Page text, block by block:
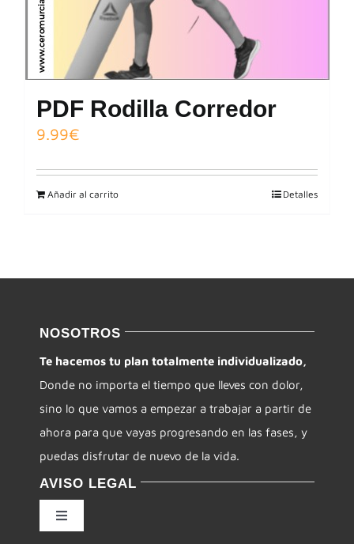
PDF Rodilla Corredor
9.99€
Añadir al carrito Detalles
NOSOTROS
Te hacemos tu plan totalmente individualizado,
Donde no importa el tiempo que lleves con dolor,
sino lo que vamos a empezar a trabajar a partir de
ahora para que vayas progresando en las fases, y
puedas disfrutar de nuevo de la vida.
AVISO LEGAL
Toggle
Navigation